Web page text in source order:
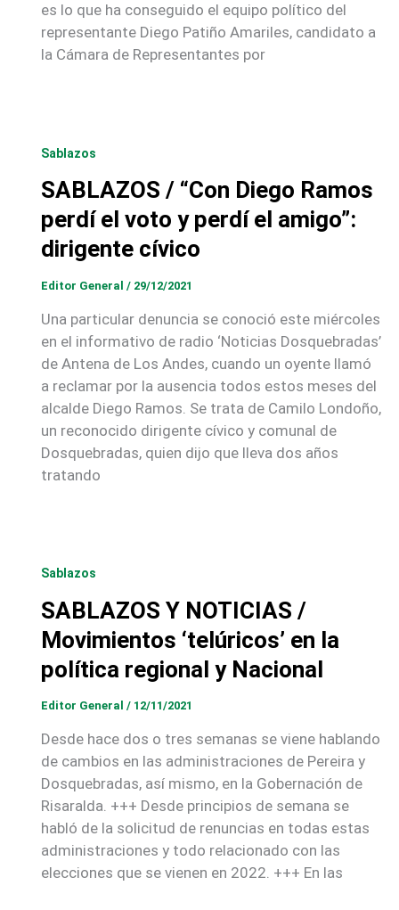
es lo que ha conseguido el equipo político del
representante Diego Patiño Amariles, candidato a
la Cámara de Representantes por
Sablazos
SABLAZOS / “Con Diego Ramos
perdí el voto y perdí el amigo”:
dirigente cívico
Editor General / 29/12/2021
Una particular denuncia se conoció este miércoles
en el informativo de radio ‘Noticias Dosquebradas’
de Antena de Los Andes, cuando un oyente llamó
a reclamar por la ausencia todos estos meses del
alcalde Diego Ramos. Se trata de Camilo Londoño,
un reconocido dirigente cívico y comunal de
Dosquebradas, quien dijo que lleva dos años
tratando
Sablazos
SABLAZOS Y NOTICIAS /
Movimientos ‘telúricos’ en la
política regional y Nacional
Editor General / 12/11/2021
Desde hace dos o tres semanas se viene hablando
de cambios en las administraciones de Pereira y
Dosquebradas, así mismo, en la Gobernación de
Risaralda. +++ Desde principios de semana se
habló de la solicitud de renuncias en todas estas
administraciones y todo relacionado con las
elecciones que se vienen en 2022. +++ En las